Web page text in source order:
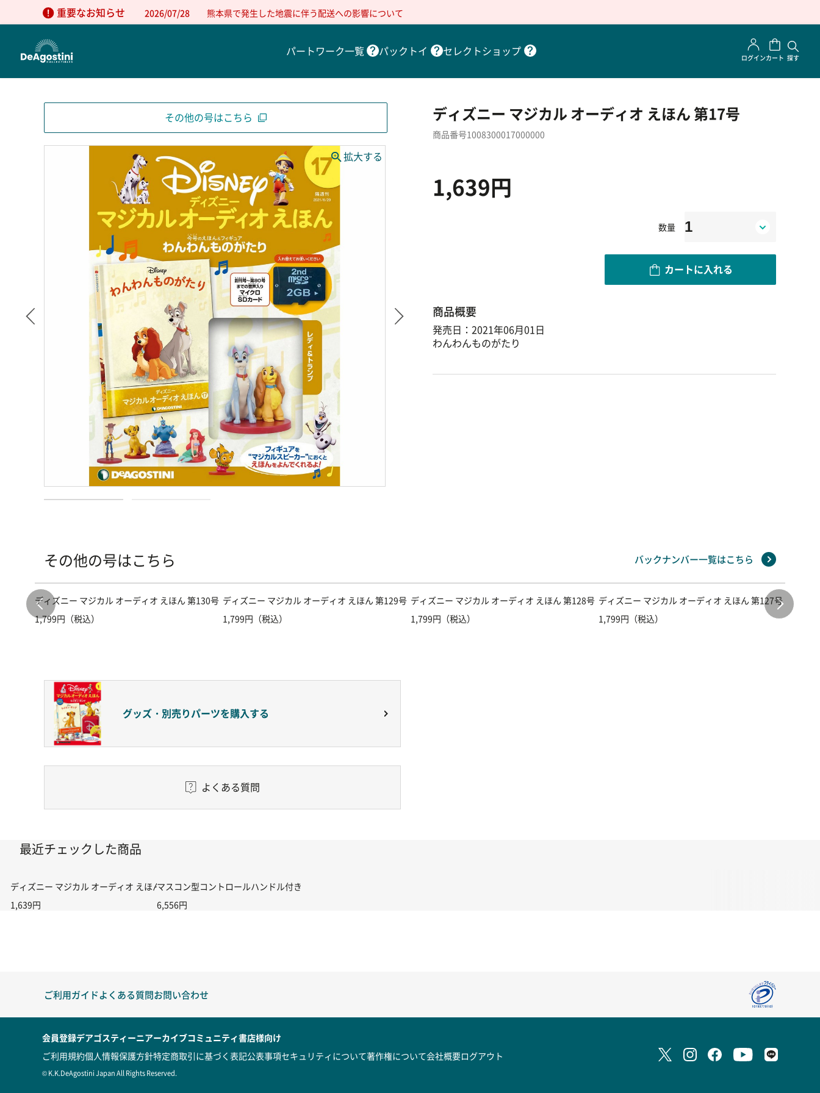
2026/07/28
重要なお知らせ 熊本県で発生した地震に伴う配送への影響について
パートワーク一覧 パックトイ セレクトショップ ログインカート 探す
その他の号はこちら ディズニー マジカル オーディオ えほん 第17号
商品番号1008300017000000
1,639円
数量
カートに入れる
商品概要
発売日：2021年06月01日
わんわんものがたり
その他の号はこちら
101号 ディズニー マジカル オーディオ えほん 第130号
1,799円（税込）
ディズニー マジカル オーディオ えほん 第129号
1,799円（税込）
ディズニー マジカル オーディオ えほん 第128号
1,799円（税込）
ディズニー マジカル オーディオ えほん 第127号
1,799円（税込）
ディズ
1,799円
バックナンバー一覧はこちら
グッズ・別売りパーツを購入する
よくある質問
最近チェックした商品
ディズニー マジカル オーディオ えほん 第17号
1,639円
マスコン型コントロールハンドル付き コントローラー＆ポイント切り替えスイッチRC-02/C002 /A062
6,556円
ご利用ガイドよくある質問お問い合わせ
会員登録デアゴスティーニアーカイブコミュニティ書店様向け
ご利用規約個人情報保護方針特定商取引に基づく表記公表事項セキュリティについて著作権について会社概要ログアウト
© K.K.DeAgostini Japan All Rights Reserved.